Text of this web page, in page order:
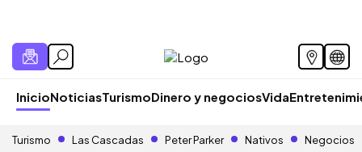
InicioNoticiasTurismoDinero y negociosVida
Turismo Las Cascadas Peter Parker Nativos Negocios